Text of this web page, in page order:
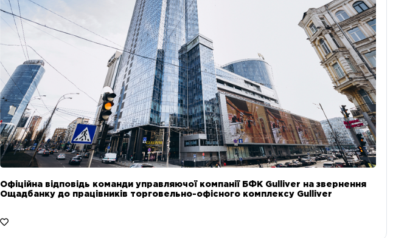
Офіційна відповідь команди управляючої компанії БФК Gulliver на звернення
Ощадбанку до працівників торговельно-офісного комплексу Gulliver